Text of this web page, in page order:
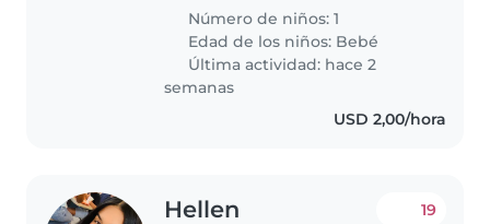
para con apoyo, es una niña muy
risueña Yo debo empezar a
trabajar medio día y por eso
necesito ayuda..
Número de niños: 1
Edad de los niños: Bebé
Última actividad: hace 2
semanas
USD 2,00/hora
Hellen 19